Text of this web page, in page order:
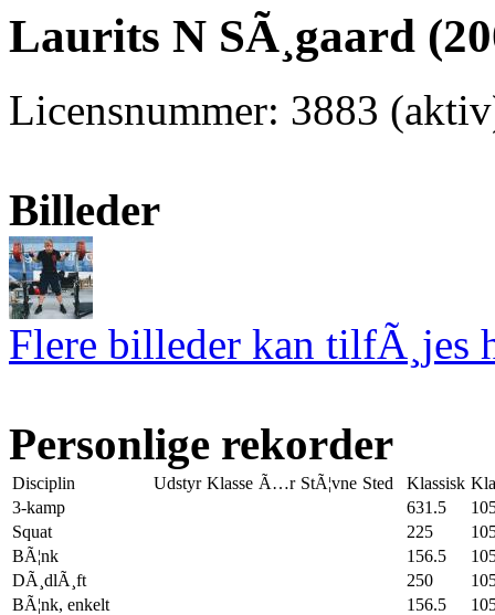
Laurits N SÃ¸gaard
Licensnummer: 3883
Billeder
Flere billeder kan tilfÃ¸jes
Personlige rekorder
Disciplin Udstyr Klasse Ã…r StÃ¦vne Sted Klassisk
3-kamp
631.5
Squat
225
BÃ¦nk
156.5
DÃ¸dlÃ¸ft
250
BÃ¦nk, enkelt
156.5